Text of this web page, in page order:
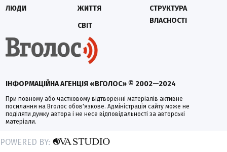
ІНФОРМАЦІЙНА АГЕНЦІЯ «ВГОЛОС» © 2002—2024
При повному або частковому відтворенні матеріалів активне
посилання на Вголос обов'язкове. Адміністрація сайту може не
поділяти думку автора і не несе відповідальності за авторські
матеріали.
ЛЮДИ
ЖИТТЯ
СВІТ
СТРУКТУРА
ВЛАСНОСТІ
POWERED BY: